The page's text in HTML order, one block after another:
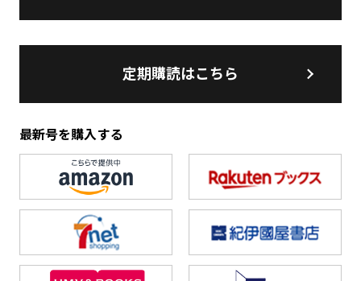
定期購読はこちら
最新号を購入する